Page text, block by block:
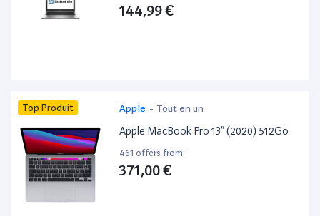
144,99 €
Top Produit Apple - Tout en un
Apple MacBook Pro 13” (2020) 512Go
461 offers from:
371,00 €